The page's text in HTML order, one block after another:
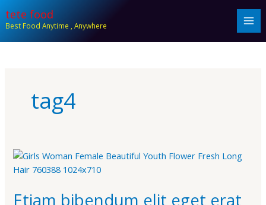
totete food
Best Food Anytime , Anywhere
tag4
Etiam bibendum elit eget erat
Etiam
bibendum
eget